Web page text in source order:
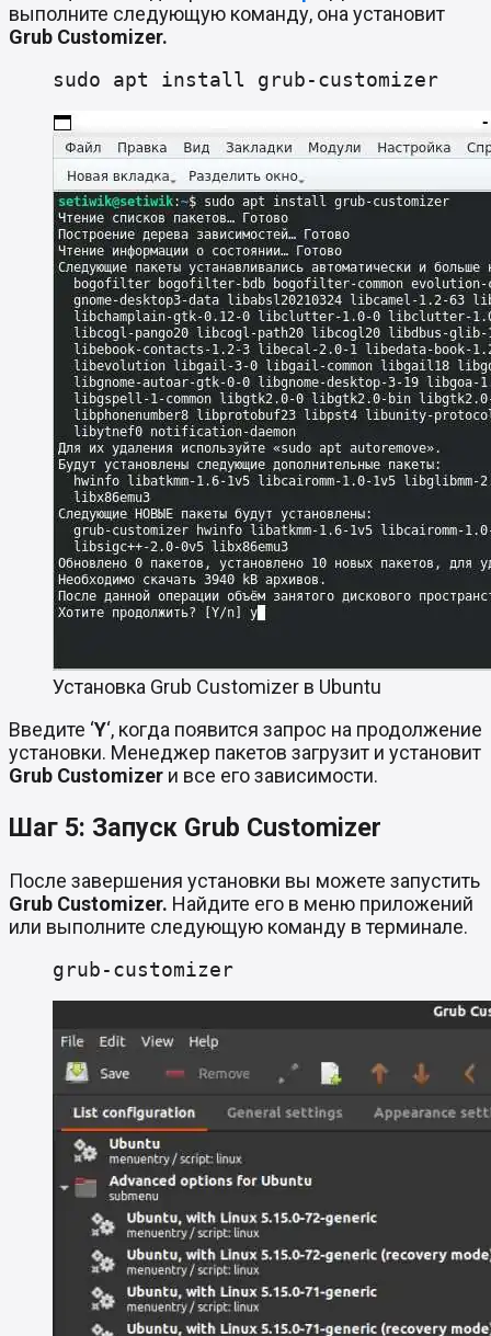
выполните следующую команду, она установит
Grub Customizer.
sudo apt install grub-customizer
Установка Grub Customizer в Ubuntu
Введите ‘Y‘, когда появится запрос на продолжение
установки. Менеджер пакетов загрузит и установит
Grub Customizer и все его зависимости.
Шаг 5: Запуск Grub Customizer
После завершения установки вы можете запустить
Grub Customizer. Найдите его в меню приложений
или выполните следующую команду в терминале.
grub-customizer